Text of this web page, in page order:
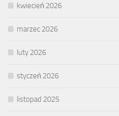
kwiecień 2026
marzec 2026
luty 2026
styczeń 2026
listopad 2025